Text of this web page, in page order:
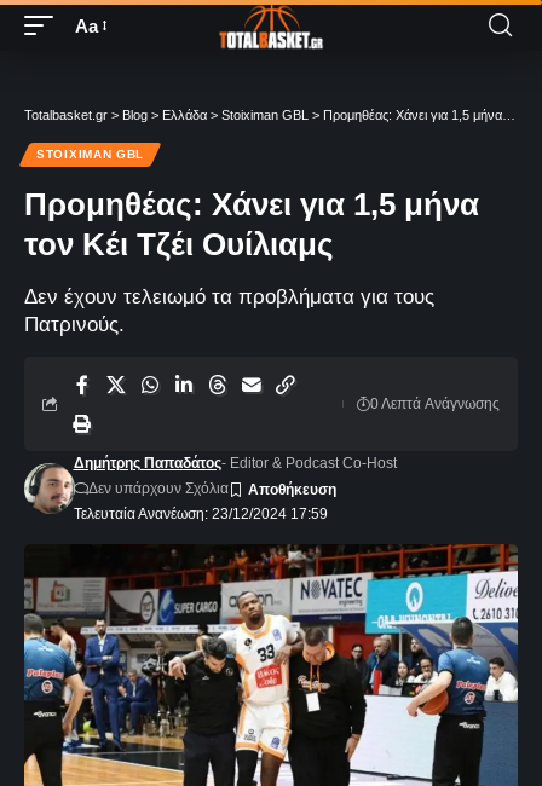
Aa
Totalbasket.gr > Blog > Ελλάδα > Stoiximan GBL > Προμηθέας: Χάνει για 1,5 μήνα τον Κέι Τζέι Ουίλιαμς
STOIXIMAN GBL
Προμηθέας: Χάνει για 1,5 μήνα
τον Κέι Τζέι Ουίλιαμς
Δεν έχουν τελειωμό τα προβλήματα για τους
Πατρινούς.
Τελευταία Ανανέωση: 23/12/2024 17:59
Δημήτρης Παπαδάτος- Editor & Podcast Co-Host
Δεν υπάρχουν Σχόλια
0 Λεπτά Aνάγνωσης